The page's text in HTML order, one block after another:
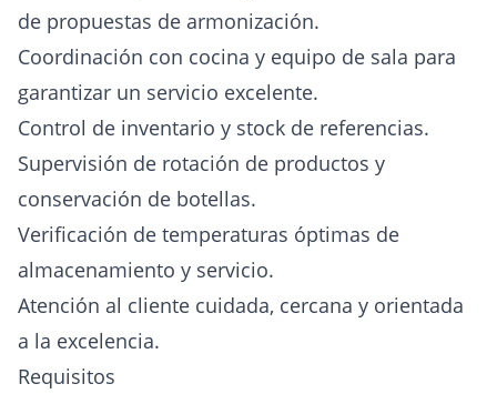
de propuestas de armonización.
Coordinación con cocina y equipo de sala para
garantizar un servicio excelente.
Control de inventario y stock de referencias.
Supervisión de rotación de productos y
conservación de botellas.
Verificación de temperaturas óptimas de
almacenamiento y servicio.
Atención al cliente cuidada, cercana y orientada
a la excelencia.
Requisitos